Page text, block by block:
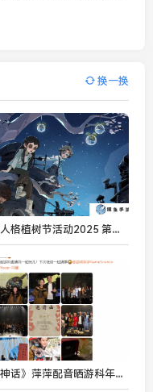
换一换
第五人格植树节活动2025 第五人格植树节活动奖励详解
《黑神话》萍萍配音晒游科年会照：还有定制戒指拿？